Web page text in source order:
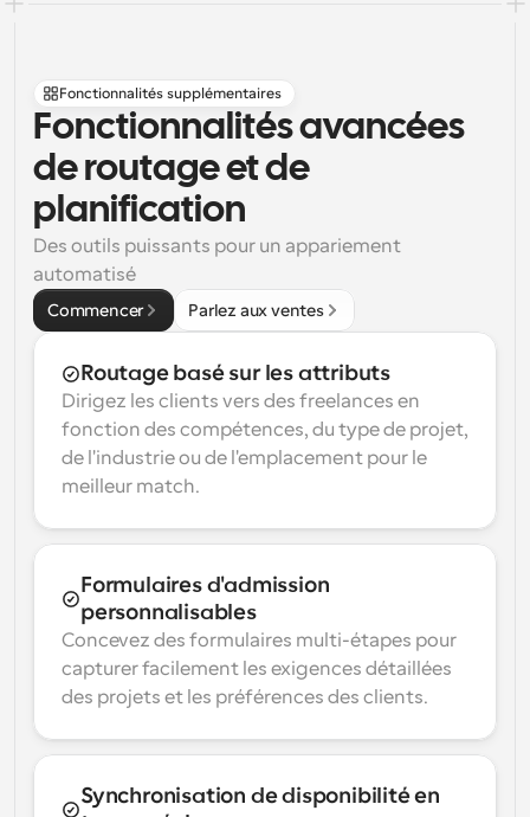
Fonctionnalités supplémentaires
Fonctionnalités avancées
de routage et de
planification
Des outils puissants pour un appariement
automatisé
Commencer Parlez aux ventes
Routage basé sur les attributs
Dirigez les clients vers des freelances en
fonction des compétences, du type de projet,
de l'industrie ou de l'emplacement pour le
meilleur match.
Formulaires d'admission
personnalisables
Concevez des formulaires multi-étapes pour
capturer facilement les exigences détaillées
des projets et les préférences des clients.
Synchronisation de disponibilité en